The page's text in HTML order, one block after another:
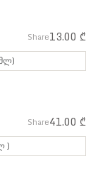
13.00 ₾
Share
41.00 ₾
Share